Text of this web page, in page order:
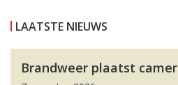
LAATSTE NIEUWS
Brandweer plaatst